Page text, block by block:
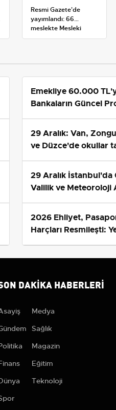
Resmi Gazete'de
yayımlandı: 66
meslekte Mesleki
Yeterlilik Belgesi
Emekliye 60.000
Bankaların Güncel
29 Aralık: Van,
ve Düzce'de okullar
29 Aralık İstanbul'da
Valilik ve Meteoroloji
2026 Ehliyet,
Harçları Resmileşti:
DAKIKA HABERLERI
Medya
Sağlık
Magazin
Eğitim
Teknoloji